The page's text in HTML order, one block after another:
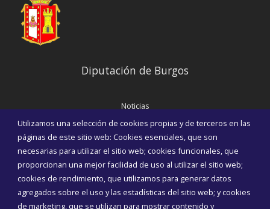
Utilizamos una selección de cookies propias y de terceros en las
páginas de este sitio web: Cookies esenciales, que son
necesarias para utilizar el sitio web; cookies funcionales, que
proporcionan una mejor facilidad de uso al utilizar el sitio web;
cookies de rendimiento, que utilizamos para generar datos
agregados sobre el uso y las estadísticas del sitio web; y cookies
de marketing, que se utilizan para mostrar contenido y
Diputación de Burgos
Noticias
Eventos
Corporación Municipal
Teléfonos de interés
INICIAR SESIÓN
MAPA WEB